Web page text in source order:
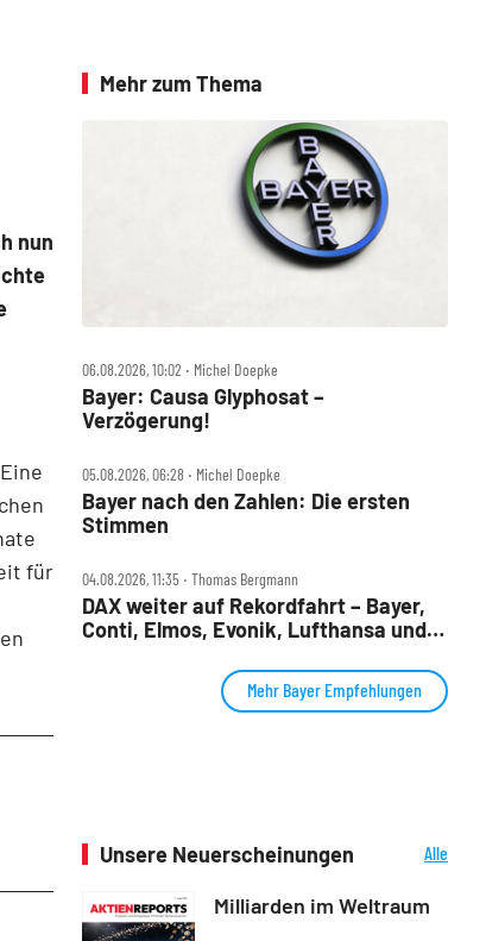
nun
für
Mehr zum Thema
06.08.2026, 10:02 ‧ Michel Doepke
Bayer: Causa Glyphosat –
Verzögerung!
05.08.2026, 06:28 ‧ Michel Doepke
Bayer nach den Zahlen: Die ersten
Stimmen
04.08.2026, 11:35 ‧ Thomas Bergmann
DAX weiter auf Rekordfahrt – Bayer,
Conti, Elmos, Evonik, Lufthansa und
Mehr Bayer Empfehlungen
Unsere Neuerscheinungen
Alle
Milliarden im Weltraum